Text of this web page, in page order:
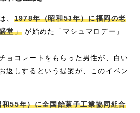
、 1978年（昭和53年）に福岡の老
堂」 が始めた「マシュマロデー」
ョコレートをもらった男性が、白い
返しするという提案が、このイベン
55年）に全国飴菓子工業協同組合